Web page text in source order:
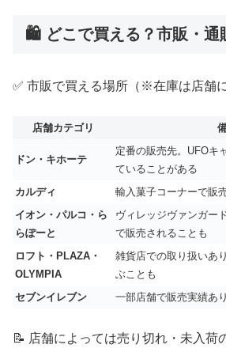
🛍️ どこで買える？市販・通
✅ 市販で買える場所（※在庫は店舗に
店舗カテゴリ
ドン・キホーテ
定番の販売先。UFOキ
ていることがある
カルディ
輸入菓子コーナーで販
イオン・パルコ・ら
らぽーと
ヴィレッジヴァンガー
で販売されることも
ロフト・PLAZA・
OLYMPIA
雑貨店での取り扱いあ
ぶことも
セブンイレブン
一部店舗で販売実績あり
📝 店舗によっては売り切れ・未入荷